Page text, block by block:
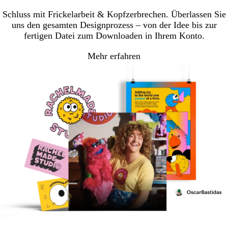
Schluss mit Frickelarbeit & Kopfzerbrechen. Überlassen Sie
uns den gesamten Designprozess – von der Idee bis zur
fertigen Datei zum Downloaden in Ihrem Konto.
Mehr erfahren